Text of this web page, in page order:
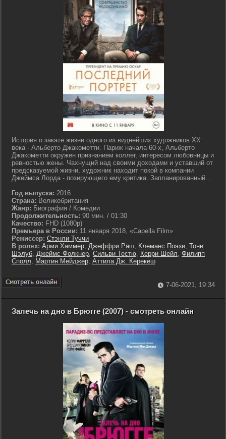
История о закате жизни одного из виднейших художников ХХ
века - Альберто Джакометти. Париж начала 60-х, Альберто
Джакометти окружен признанием коллег, интересом любовницы и
ревностью жены. Чахнущий над своими доходами и уставший от
предсказуемой жизни, художник находит покой в компании
Джеймса Лорда - позирующего ему критика. Запланированный...
Год выпуска: 2016
Страна: Великобритания
Жанр: Биография / Комедии
Продолжительность: 90 мин. / 01:30
Качество: FHD (1080p)
Премьера в России: 11 января 2018, «Capella Film»
Режиссер: Стэнли Туччи
В ролях: Арми Хаммер, Джеффри Раш, Клеманс Поэзи, Тони
Шэлуб, Джеймс Фолкнер, Сильви Тестю, Керри Шейл, Филипп
Сполл, Мартин Мейджер, Аттила Дж. Керекеш
7-06-2021, 19:34
Залечь на дно в Брюгге (2007) - смотреть онлайн